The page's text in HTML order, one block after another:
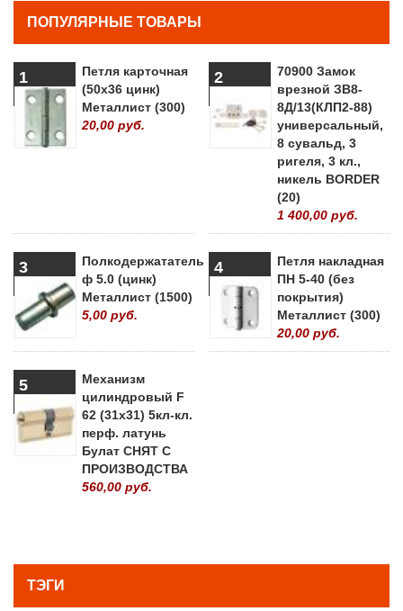
ПОПУЛЯРНЫЕ ТОВАРЫ
1
Петля карточная
(50х36 цинк)
Металлист (300)
20,00 руб.
2
70900 Замок
врезной ЗВ8-
8Д/13(КЛП2-88)
универсальный,
8 сувальд, 3
ригеля, 3 кл.,
никель BORDER
(20)
1 400,00 руб.
3
Полкодержататель
ф 5.0 (цинк)
Металлист (1500)
5,00 руб.
4
Петля накладная
ПН 5-40 (без
покрытия)
Металлист (300)
20,00 руб.
5
Механизм
цилиндровый F
62 (31х31) 5кл-кл.
перф. латунь
Булат СНЯТ С
ПРОИЗВОДСТВА
560,00 руб.
ТЭГИ